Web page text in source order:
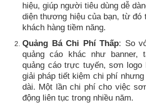
hiệu, giúp người tiêu dùng dễ
diện thương hiệu của bạn, từ đó
khách hàng tiềm năng.
Quảng Bá Chi Phí Thấp: So
quảng cáo khác như
quảng cáo trực tuyến, sơn logo
giải pháp tiết kiệm chi phí
dài. Một lần chi phí cho việc
động liên tục trong nhiều năm.